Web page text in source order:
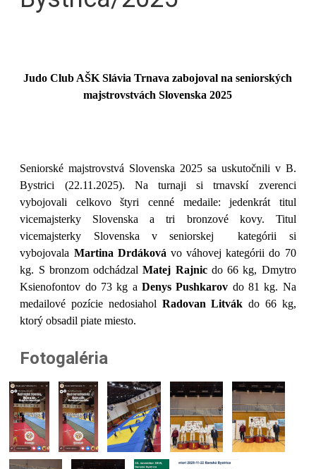
Judo Club AŠK Slávia Trnava zabojoval na seniorských
majstrovstvách Slovenska 2025
Seniorské majstrovstvá Slovenska 2025 sa uskutočnili v B.
Bystrici (22.11.2025). Na turnaji si trnavskí zverenci
vybojovali celkovo štyri cenné medaile: jedenkrát titul
vicemajsterky Slovenska a tri bronzové kovy. Titul
vicemajsterky Slovenska v seniorskej kategórii si
vybojovala Martina Drdáková vo váhovej kategórii do 70
kg. S bronzom odchádzalMatej Rajnicdo 66 kg, Dmytro
Ksienofontov do 73 kg a Denys Pushkarov do 81 kg. Na
medailové pozície nedosiahol Radovan Litvák do 66 kg,
ktorý obsadil piate miesto.
Fotogaléria